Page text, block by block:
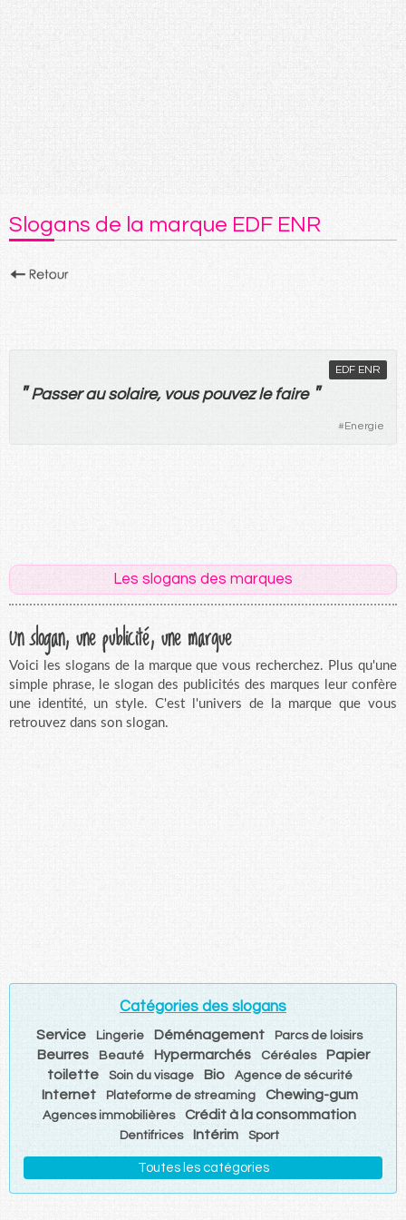
Slogans de la marque EDF ENR
EDF ENR
" Passer au solaire, vous pouvez le faire "
#Energie
Les slogans des marques
Un slogan, une publicité, une marque
Voici les slogans de la marque que vous recherchez. Plus qu'une
simple phrase, le slogan des publicités des marques leur confère
une identité, un style. C'est l'univers de la marque que vous
retrouvez dans son slogan.
Catégories des slogans
Service Lingerie Déménagement Parcs de loisirs
Beurres Beauté Hypermarchés Céréales
Papier
toilette
Soin du visage Bio Agence de sécurité
Internet Plateforme de streaming Chewing-gum
Agences immobilières Crédit à la consommation
Dentifrices Intérim Sport
Toutes les catégories